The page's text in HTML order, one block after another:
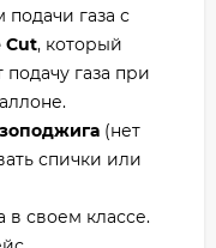
газа с
Cut, который
газа при
(нет
спички или
в своем классе.